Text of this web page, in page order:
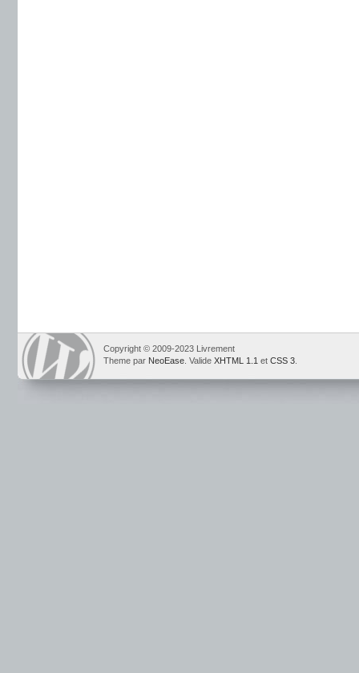
Copyright © 2009-2023 Livrement
Theme par NeoEase . Valide XHTML 1.1 et CSS 3